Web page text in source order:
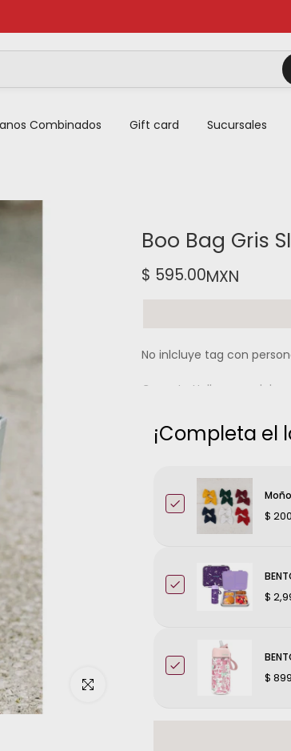
Combinados Gift card Sucursales
Haz clic para ampliar
Boo Bag Gris
$ 595.00MXN
No inlcluye tag con
Canasta Halloween
Medidas 10 pulgadas x 9
¡Completa el
$
$
$